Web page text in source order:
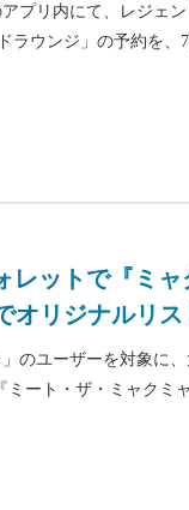
プリ内にて、レジェ
ラウンジ」の予約を
レットで『ミ
オリジナルリ
」のユーザーを対象に
ート・ザ・ミャクミ